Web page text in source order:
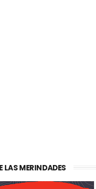
LAS MERINDADES